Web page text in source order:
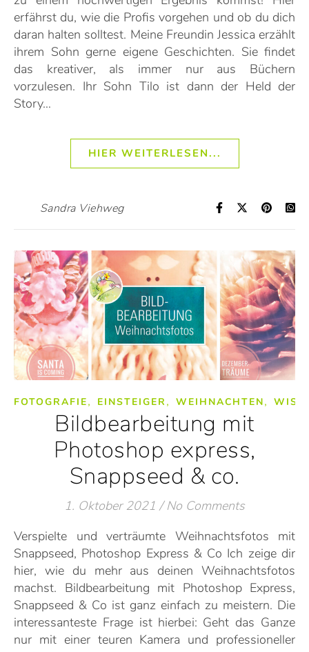
erfährst du, wie die Profis vorgehen und ob du dich
daran halten solltest. Meine Freundin Jessica erzählt
ihrem Sohn gerne eigene Geschichten. Sie findet
das kreativer, als immer nur aus Büchern
vorzulesen. Ihr Sohn Tilo ist dann der Held der
Story…
HIER WEITERLESEN...
Sandra Viehweg
FOTOGRAFIE, EINSTEIGER , WEIHNACHTEN,
Bildbearbeitung mit
Photoshop express,
Snappseed & co.
1. Oktober 2021 / No Comments
Verspielte und verträumte Weihnachtsfotos mit
Snappseed, Photoshop Express & Co Ich zeige dir
hier, wie du mehr aus deinen Weihnachtsfotos
machst. Bildbearbeitung mit Photoshop Express,
Snappseed & Co ist ganz einfach zu meistern. Die
interessanteste Frage ist hierbei: Geht das Ganze
nur mit einer teuren Kamera und professioneller